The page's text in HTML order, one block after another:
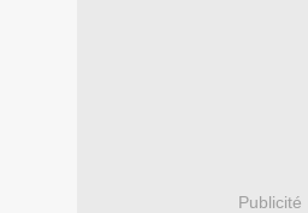
Publicité